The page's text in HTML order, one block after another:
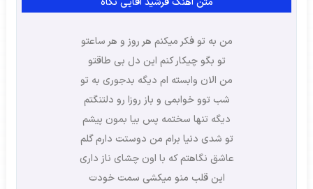
من به تو فکر میکنم هر روز و هر ساعتو
تو بگو چیکار کنم این دل بی طاقتو
من الان وابسته ام دیگه بدجوری به تو
شب توو خوابمی و باز روزا رو دلتنگتم
دیگه تنها سختمه پس بیا بمون پیشم
تو شدی دنیا برام من دوستت دارم گلم
عاشق نگاهتم که با اون چشای ناز داری
این قلب منو میکشی سمت خودت